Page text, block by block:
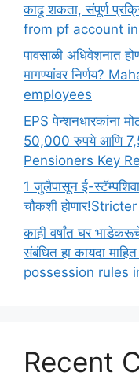
काढू शकता, संपूर्ण
from pf account
पावसाळी अधिवेशनात
मागण्यांवर निर्णय?
employees
EPS पेन्शनधारकांना
50,000 रुपये आणि
Pensioners Key
1 जुलैपासून ई-
चौकशी
काही वर्षांत घर
संबंधित हा कायदा
possession rules
Recent